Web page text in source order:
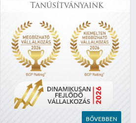
Tanúsítványaink
BŐVEBBEN